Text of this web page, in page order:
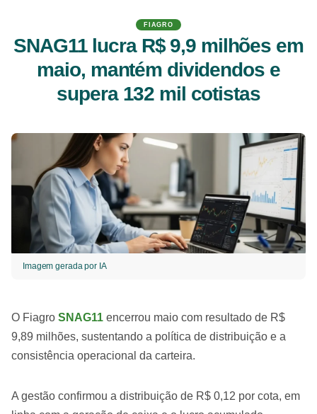
FIAGRO
SNAG11 lucra R$ 9,9 milhões em
maio, mantém dividendos e
supera 132 mil cotistas
Imagem gerada por IA
O Fiagro SNAG11 encerrou maio com resultado de R$
9,89 milhões, sustentando a política de distribuição e a
consistência operacional da carteira.
A gestão confirmou a distribuição de R$ 0,12 por cota, em